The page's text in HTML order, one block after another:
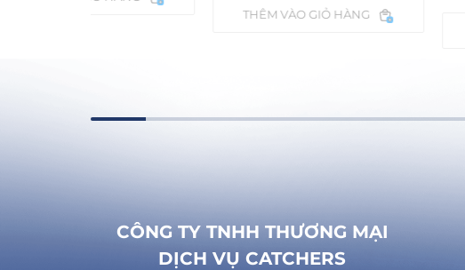
THÊM VÀO GIỎ HÀNG
THÊM VÀO GIỎ
CÔNG TY TNHH THƯƠNG MẠI
DỊCH VỤ CATCHERS